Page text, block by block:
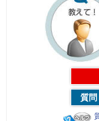
質問